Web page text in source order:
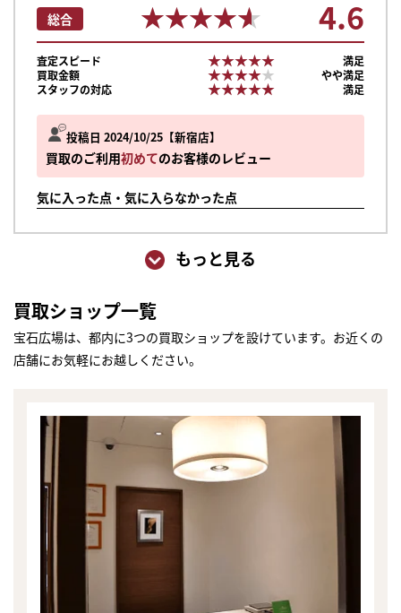
投稿日 2024/10/25 新宿店
買取のご利用初めてのお客様のレビュー
気に入った点・気に入らなかった点
総合 ★★★★★
★★★★★ 4.6
査定スピード ★★★★★
★★★★★
満足
買取金額
★★★★★
★★★★★
やや満足
スタッフの対応
★★★★★
★★★★★ 満足
もっと見る
買取ショップ一覧
宝石広場は、都内に3つの買取ショップを設けています。お近くの
店舗にお気軽にお越しください。